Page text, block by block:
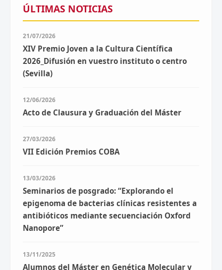
ÚLTIMAS NOTICIAS
21/07/2026
XIV Premio Joven a la Cultura Científica
2026_Difusión en vuestro instituto o centro
(Sevilla)
12/06/2026
Acto de Clausura y Graduación del Máster
27/03/2026
VII Edición Premios COBA
13/03/2026
Seminarios de posgrado: “Explorando el
epigenoma de bacterias clínicas resistentes a
antibióticos mediante secuenciación Oxford
Nanopore”
13/11/2025
Alumnos del Máster en Genética Molecular y